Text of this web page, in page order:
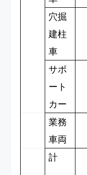
穴掘
建柱
車
サポ
ート
カー
業務
車両
計